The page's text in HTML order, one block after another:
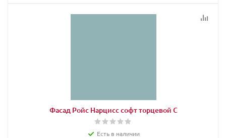
Фасад Ройс Нарцисс софт торцевой С
Есть в наличии